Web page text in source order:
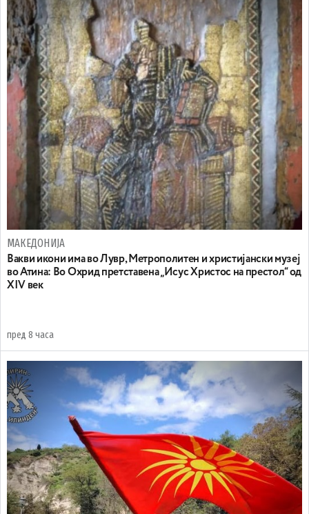
МАКЕДОНИЈА
Вакви икони има во Лувр, Метрополитен и христијански музеј
во Атина: Во Охрид претставена „Исус Христос на престол“ од
XIV век
пред 8 часа